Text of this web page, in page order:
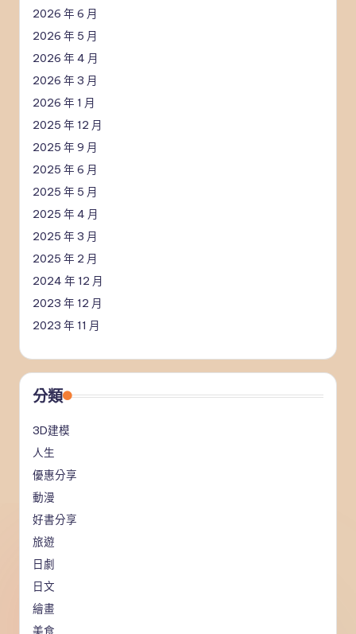
2026 年 6 月
2026 年 5 月
2026 年 4 月
2026 年 3 月
2026 年 1 月
2025 年 12 月
2025 年 9 月
2025 年 6 月
2025 年 5 月
2025 年 4 月
2025 年 3 月
2025 年 2 月
2024 年 12 月
2023 年 12 月
2023 年 11 月
分類
3D建模
人生
優惠分享
動漫
好書分享
旅遊
日劇
日文
繪畫
美食